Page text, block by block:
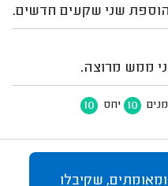
שני שקעים חדשים.
ממש מרוצה.
10 יחס 10
שקיבלו